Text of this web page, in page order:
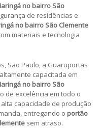
no bairro São
de residências e
no bairro São Clemente
materiais e tecnologia
São Paulo, a Guaruportas
capacitada em
no bairro São
de excelência em todo o
capacidade de produção
entregando o portão
sem atraso.